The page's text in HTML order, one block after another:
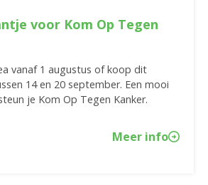
voor Kom Op Tegen
vanaf 1 augustus of koop dit
14 en 20 september. Een mooi
je Kom Op Tegen Kanker.
Meer info